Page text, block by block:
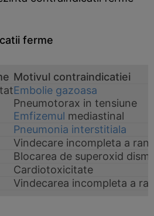
ferme
Motivul contraindicatiei
Embolie gazoasa
Pneumotorax in tensiune
Emfizemul mediastinal
Pneumonia interstitiala
Vindecare incompleta a
Blocarea de superoxid
Cardiotoxicitate
Vindecarea incompleta a